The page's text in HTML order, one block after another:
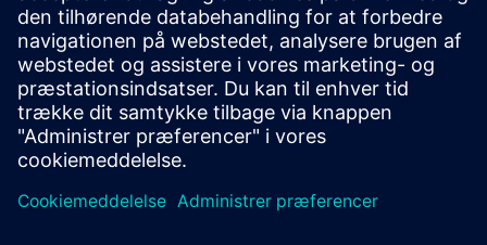
powerful and versatile desktop graphical tools that simplify
and boost several processes and operations within a
railway signalling system’s project life-cycle, such as layout
de...
Få mere at vide